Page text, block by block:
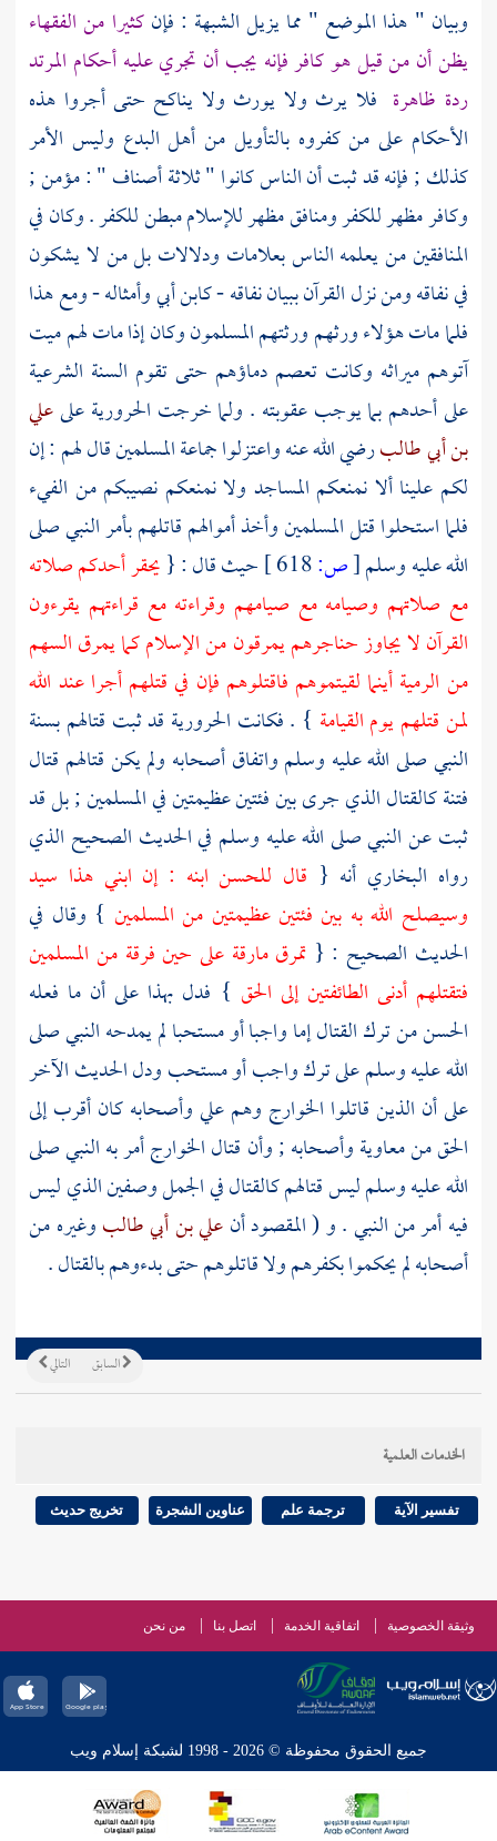
وبيان " هذا الموضع " مما يزيل الشبهة : فإنكثيرا من الفقهاء
يظن أن من قيل هو كافر فإنه يجب أن تجري عليه أحكام المرتد
ردة ظاهرة فلا يرث ولا يورث ولا يناكح حتى أجروا هذه
الأحكام على من كفروه بالتأويل من أهل البدع وليس الأمر
كذلك ; فإنه قد ثبت أن الناس كانوا " ثلاثة أصناف " : مؤمن ;
وكافر مظهر للكفر ومنافق مظهر للإسلام مبطن للكفر . وكان في
المنافقين من يعلمه الناس بعلامات ودلالات بل من لا يشكون
في نفاقه ومن نزل القرآن ببيان نفاقه -كابن أبيوأمثاله - ومع هذا
فلما مات هؤلاء ورثهم ورثتهم المسلمون وكان إذا مات لهم ميت
آتوهم ميراثه وكانت تعصم دماؤهم حتى تقوم السنة الشرعية
على أحدهم بما يوجب عقوبته . ولما خرجت الحروريةعلىعلي
بن أبي طالبرضي الله عنه واعتزلوا جماعة المسلمين قال لهم : إن
لكم علينا ألا نمنعكم المساجد ولا نمنعكم نصيبكم من الفيء
فلما استحلوا قتل المسلمين وأخذ أموالهم قاتلهم بأمر النبي صلى
الله عليه وسلم[ص: حيث قال : {يحقر أحدكم صلاته
مع صلاتهم وصيامه مع صيامهم وقراءته مع قراءتهم يقرءون
القرآن لا يجاوز حناجرهم يمرقون من الإسلام كما يمرق السهم
من الرمية أينما لقيتموهم فاقتلوهم فإن في قتلهم أجرا عند الله
لمن قتلهم يوم القيامة } . فكانت الحرورية قد ثبت قتالهم بسنة
النبي صلى الله عليه وسلم واتفاق أصحابه ولم يكن قتالهم قتال
فتنة كالقتال الذي جرى بين فئتين عظيمتين في المسلمين ; بل قد
ثبت عن النبي صلى الله عليه وسلم في الحديث الصحيح الذي
رواه البخاري أنه { قال للحسن ابنه : إن ابني هذا سيد
وسيصلح الله به بين فئتين عظيمتين من المسلمين } وقال في
الحديث الصحيح : { تمرق مارقة على حين فرقة من المسلمين
فتقتلهم أدنى الطائفتين إلى الحق } فدل بهذا على أن ما فعله
الحسنمن ترك القتال إما واجبا أو مستحبا لم يمدحه النبي صلى
الله عليه وسلم على ترك واجب أو مستحب ودل الحديث الآخر
على أن الذين قاتلوا الخوارج وهمعليوأصحابه كان أقرب إلى
الحق منمعاويةوأصحابه ; وأن قتالالخوارجأمر به النبي صلى
الله عليه وسلم ليس قتالهم كالقتال في الجملوصفينالذي ليس
فيه أمر من النبي . و ( المقصود أنعلي بن أبي طالبوغيره من
أصحابه لم يحكموا بكفرهم ولا قاتلوهم حتى بدءوهم بالقتال .
التالي السابق
الخدمات العلمية
تفسير الآية ترجمة علم عناوين الشجرة تخريج حديث
وثيقة الخصوصية اتفاقية الخدمة اتصل بنا من نحن
جميع الحقوق محفوظة © 2026 - 1998 لشبكة إسلام ويب